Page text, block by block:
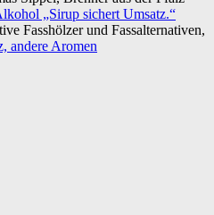
„Sirup sichert Umsatz.“
Fasshölzer und Fassalternativen,
andere Aromen